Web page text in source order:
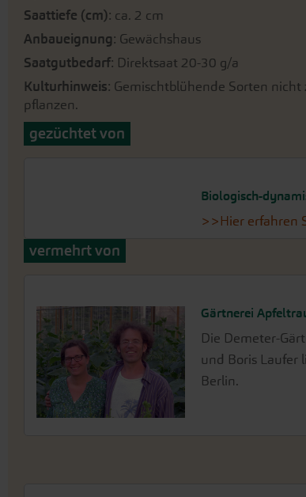
Saattiefe (cm): ca. 2 cm
Anbaueignung: Gewächshaus
Saatgutbedarf: Direktsaat 20-30 g/a
Kulturhinweis: Gemischtblühende Sorten
pflanzen.
gezüchtet von
Biologisch-
>>Hier erfahren
vermehrt von
Gärtnerei
Die Demeter-
und Boris Laufer
Berlin.